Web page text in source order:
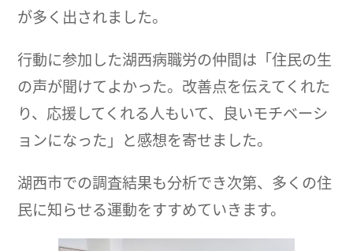
が多く出されました。
行動に参加した湖西病職労の仲間は「住民の生
の声が聞けてよかった。改善点を伝えてくれた
り、応援してくれる人もいて、良いモチベーシ
ョンになった」と感想を寄せました。
湖西市での調査結果も分析でき次第、多くの住
民に知らせる運動をすすめていきます。